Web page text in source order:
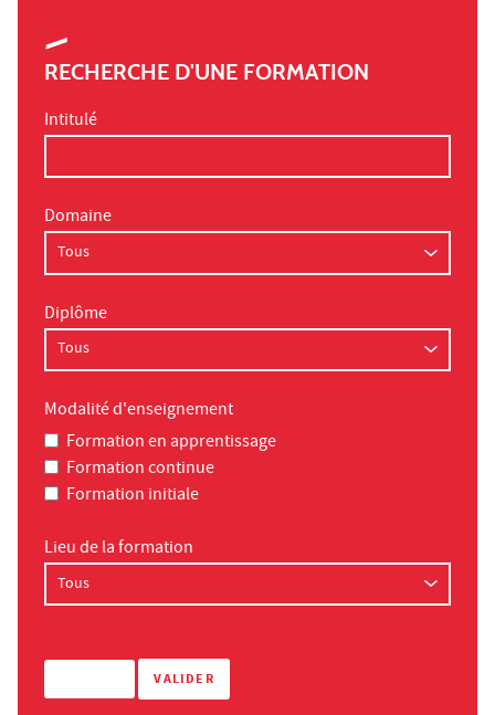
RECHERCHE D'UNE FORMATION
Intitulé
Domaine
Diplôme
Modalité d'enseignement
Formation en apprentissage
Formation continue
Formation initiale
Lieu de la formation